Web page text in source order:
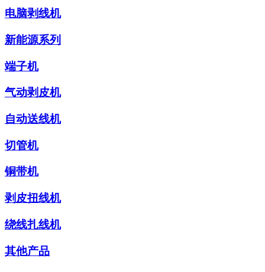
电脑剥线机
新能源系列
端子机
气动剥皮机
自动送线机
切管机
铜带机
剥皮扭线机
绕线扎线机
其他产品